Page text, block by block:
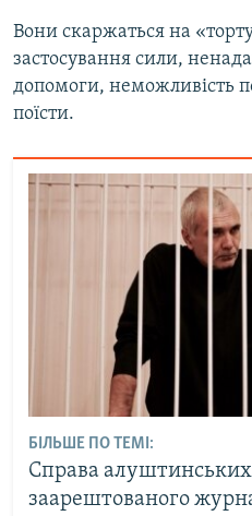
Вони скаржаться на
застосування сили,
допомоги, неможливість
поїсти.
БІЛЬШЕ ПО ТЕМІ:
Справа алуштинських
заарештованого